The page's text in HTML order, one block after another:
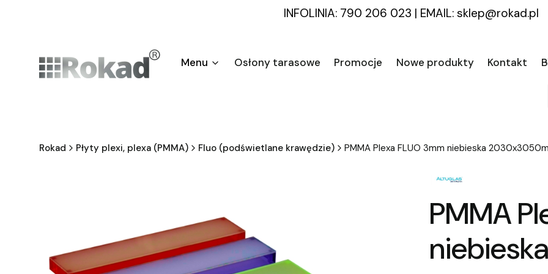
INFOLINIA: 790 206 023 | EMAIL: sklep@rokad.pl
Menu Osłony tarasowe Promocje Nowe produkty Kontakt
Rokad Płyty plexi, plexa (PMMA) Fluo (podświetlane krawędzie) PMMA Plexa FLUO 3mm niebieska
PMMA